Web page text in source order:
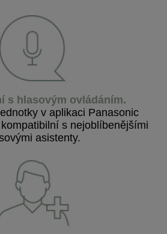
s hlasovým ovládáním.
v aplikaci Panasonic
s nejoblíbenějšími
asistenty.